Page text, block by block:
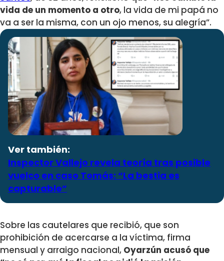
vida de un momento a otro, la vida de mi papá no
va a ser la misma, con un ojo menos, su alegría”.
Ver también:
Inspector Vallejo revela teoría tras posible
vuelco en caso Tomás: “La bestia es
capturable”
Sobre las cautelares que recibió, que son
prohibición de acercarse a la víctima, firma
mensual y arraigo nacional, Oyarzún acusó que